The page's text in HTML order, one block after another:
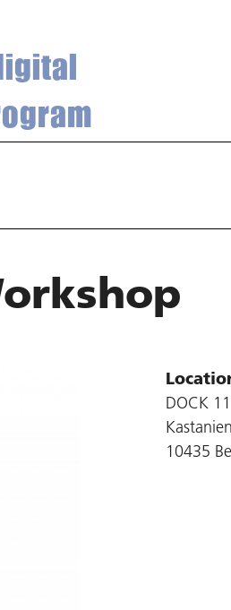
DOCK 11
10435